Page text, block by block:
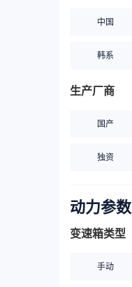
中国
韩系
生产厂商
国产
独资
动力参数
变速箱类型
手动